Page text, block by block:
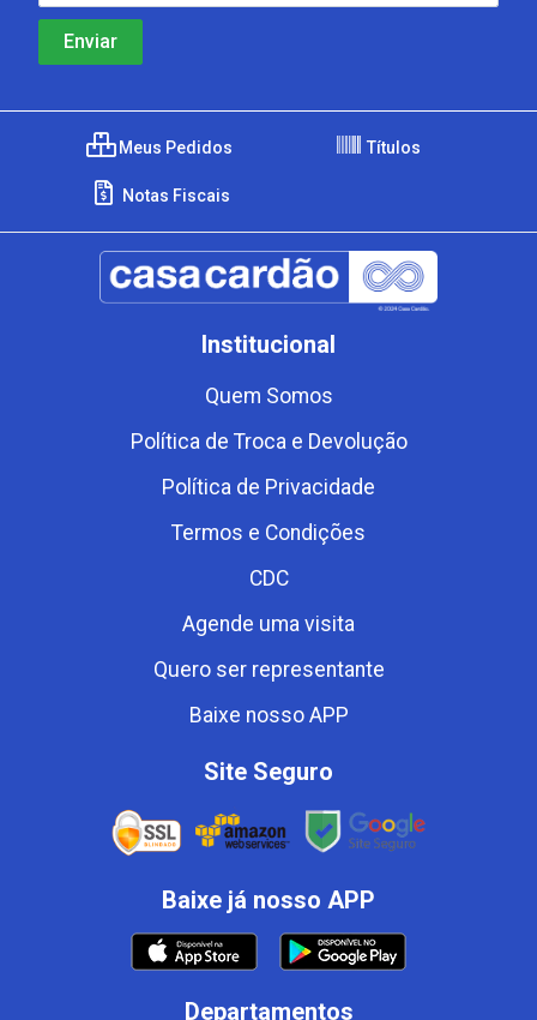
Meus Pedidos Títulos
Notas Fiscais
Institucional
Quem Somos
Política de Troca e Devolução
Política de Privacidade
Termos e Condições
CDC
Agende uma visita
Quero ser representante
Baixe nosso APP
Site Seguro
Baixe já nosso APP
Departamentos